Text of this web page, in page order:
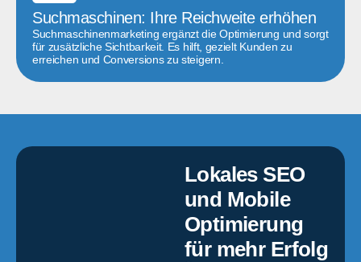
Suchmaschinen: Ihre Reichweite erhöhen
Suchmaschinenmarketing ergänzt die Optimierung und sorgt
für zusätzliche Sichtbarkeit. Es hilft, gezielt Kunden zu
erreichen und Conversions zu steigern.
Lokales SEO
und Mobile
Optimierung
für mehr Erfolg